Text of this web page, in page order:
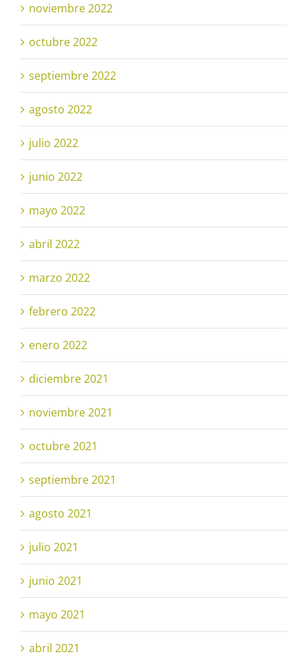
noviembre 2022
octubre 2022
septiembre 2022
agosto 2022
julio 2022
junio 2022
mayo 2022
abril 2022
marzo 2022
febrero 2022
enero 2022
diciembre 2021
noviembre 2021
octubre 2021
septiembre 2021
agosto 2021
julio 2021
junio 2021
mayo 2021
abril 2021